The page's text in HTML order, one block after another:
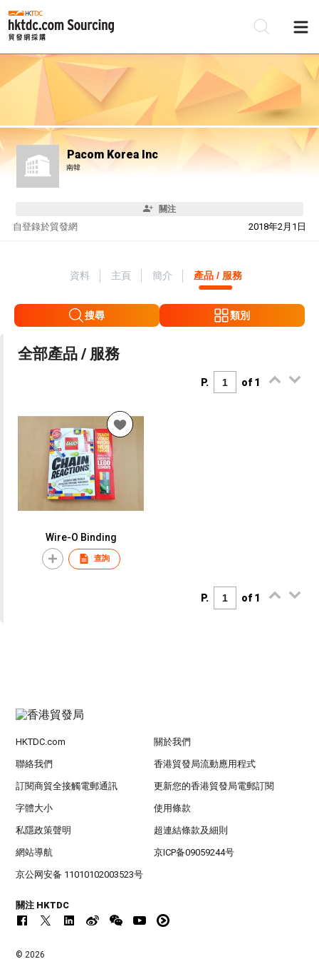
Pacom Korea Inc
南韓
關注
自 2018年2月1日
登錄於貿發網
資料 主頁 簡介 產品 / 服務
搜尋 類別
全部產品 / 服務
P. of 1
Wire-O Binding
查詢
P. of 1
HKTDC.com 關於我們
聯絡我們 香港貿發局流動應用程式
訂閱商貿全接觸電郵通訊 更新您的香港貿發局電郵訂閱
字體大小 使用條款
私隱政策聲明 超連結條款及細則
網站導航 京ICP备09059244号
京公网安备 11010102003523号
關注 HKTDC
© 2026